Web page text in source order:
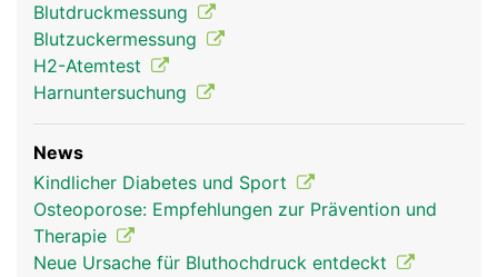
Blutdruckmessung
Blutzuckermessung
H2-Atemtest
Harnuntersuchung
News
Kindlicher Diabetes und Sport
Osteoporose: Empfehlungen zur Prävention und
Therapie
Neue Ursache für Bluthochdruck entdeckt